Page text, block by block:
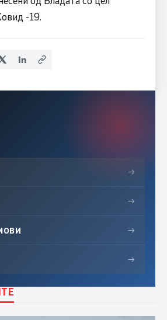
-19.
→
→
→
→